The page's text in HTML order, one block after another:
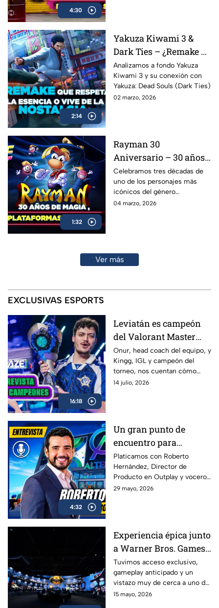
4:30
2:14
Yakuza Kiwami 3 &
Dark Ties – ¿Remake a
la altura? | AZE Review
Analizamos a fondo Yakuza
Kiwami 3 y su conexión con
Yakuza: Dead Souls (Dark Ties)
02 marzo, 2026
1:32
Rayman 30
Aniversario – 30 años
de magia, plataformas
y legado
Celebramos tres décadas de
uno de los personajes más
icónicos del género
plataforma: Rayman cumple 30
04 marzo, 2026
Ver más
EXCLUSIVAS ESPORTS
16:18
Leviatán es campeón
del Valorant Master
Londres 2026 |
Entrevista con Onur y
Kingg
Onur, head coach del equipo, y
Kingg, IGL y campeón del
torneo, nos cuentan cómo
vivieron el camino hacia el
Latinoamérica.
14 julio, 2026
4:32
Un gran punto de
encuentro para
conectar con más
gamers | Entrevista con
Roberto Hernández
Platicamos con Roberto
Hernández, Director de
Producto en Outplay y vocero
de Alternia, sobre el
cómo Alternia busca redefinir
el entretenimiento para las
nuevas generaciones
29 mayo, 2026
Experiencia épica junto
a Warner Bros. Games
antes del estreno de
LEGO Batman: El
Legado del Caballero de
la Noche
Tuvimos acceso exclusivo,
gameplay anticipado y un
vistazo muy de cerca a uno de
los lanzamientos más
15 mayo, 2026